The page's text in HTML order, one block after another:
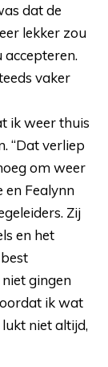
dat de
lekker zou
accepteren.
vaker
ik weer thuis
“Dat verliep
om weer
en Fealynn
Zij
en het
gingen
ik wat
niet altijd,